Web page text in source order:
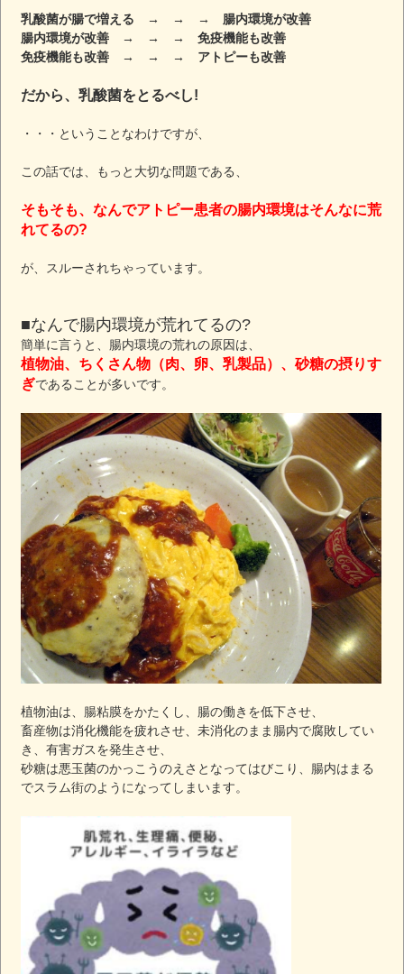
乳酸菌が腸で増える → → → 腸内環境が改善
腸内環境が改善 → → → 免疫機能も改善
免疫機能も改善 → → → アトピーも改善
だから、乳酸菌をとるべし!
・・・ということなわけですが、
この話では、もっと大切な問題である、
そもそも、なんでアトピー患者の腸内環境はそんなに荒
れてるの?
が、スルーされちゃっています。
■なんで腸内環境が荒れてるの?
簡単に言うと、腸内環境の荒れの原因は、
植物油、ちくさん物（肉、卵、乳製品）、砂糖の摂りす
ぎであることが多いです。
植物油は、腸粘膜をかたくし、腸の働きを低下させ、
畜産物は消化機能を疲れさせ、未消化のまま腸内で腐敗してい
き、有害ガスを発生させ、
砂糖は悪玉菌のかっこうのえさとなってはびこり、腸内はまる
でスラム街のようになってしまいます。